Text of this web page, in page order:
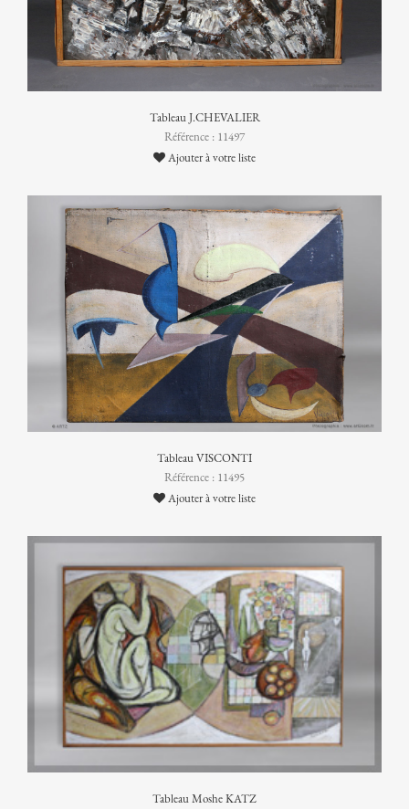
Tableau J.CHEVALIER
Référence : 11497
Ajouter à votre liste
Tableau VISCONTI
Référence : 11495
Ajouter à votre liste
Tableau Moshe KATZ